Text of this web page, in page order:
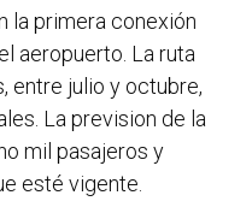
la primera conexión
aeropuerto. La ruta
entre julio y octubre,
La prevision de la
mil pasajeros y
esté vigente.